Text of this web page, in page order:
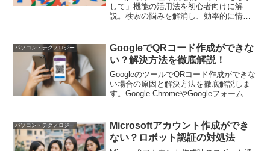
して」機能の活用法を初心者向けに解
説。検索の悩みを解消し、効率的に情報
パソコン・テクノロジー
GoogleでQRコード作成ができな
い？解決方法を徹底解説！
GoogleのツールでQRコード作成ができな
い場合の原因と解決方法を徹底解説しま
す。Google ChromeやGoogleフォームで
介や、QRコードの活用方法とそのメリッ
トについても詳しく解説します。この記
事を読めば、QRコード作成の悩みを解消
パソコン・テクノロジー
Microsoftアカウント作成ができ
ない？ロボット認証の対処法